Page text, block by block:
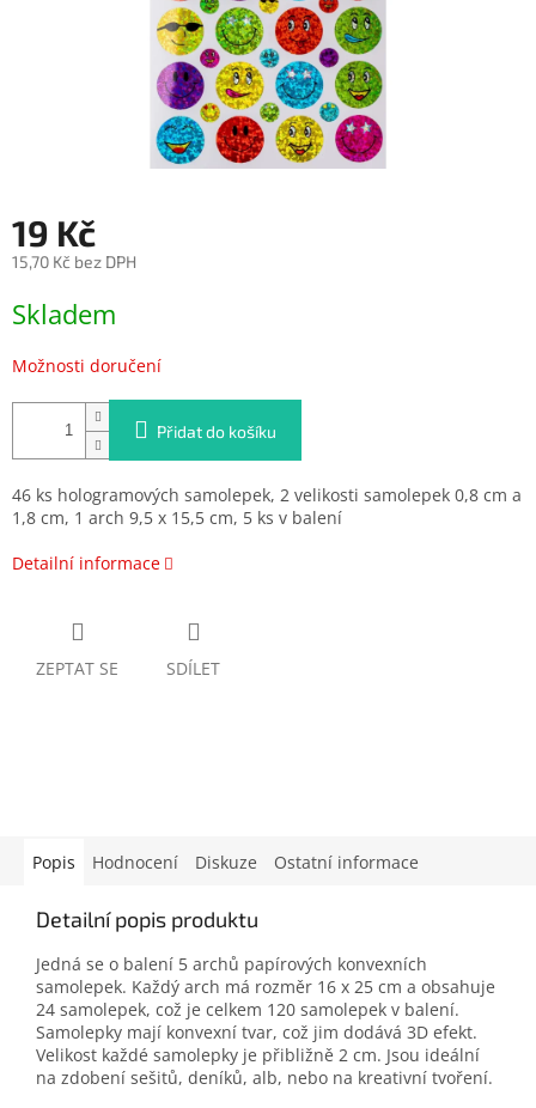
19 Kč
15,70 Kč bez DPH
cena:
Skladem
Možnosti doručení
Přidat do košíku
46 ks hologramových samolepek, 2 velikosti samolepek 0,8 cm a
1,8 cm, 1 arch 9,5 x 15,5 cm, 5 ks v balení
Detailní informace
ZEPTAT SE SDÍLET
Popis Hodnocení Diskuze Ostatní informace
Detailní popis produktu
Jedná se o balení 5 archů papírových konvexních
samolepek. Každý arch má rozměr 16 x 25 cm a obsahuje
24 samolepek, což je celkem 120 samolepek v balení.
Samolepky mají konvexní tvar, což jim dodává 3D efekt.
Velikost každé samolepky je přibližně 2 cm. Jsou ideální
na zdobení sešitů, deníků, alb, nebo na kreativní tvoření.